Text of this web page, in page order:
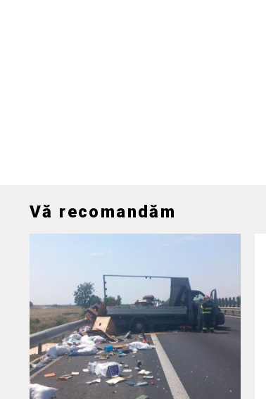
Vă recomandăm